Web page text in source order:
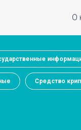
О
Средство